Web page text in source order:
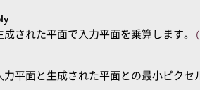
成された平面で入力平面を乗算します。
力平面と生成された平面との最小ピクセ